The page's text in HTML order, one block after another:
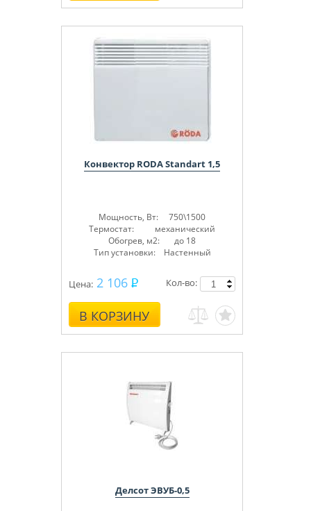
Конвектор RODA Standart 1,5
Мощность, Вт: 750\1500
Термостат: механический
Обогрев, м2: до 18
Тип установки: Настенный
Цена: 2 106
В КОРЗИНУ
Кол-во:
Делсот ЭВУБ-0,5